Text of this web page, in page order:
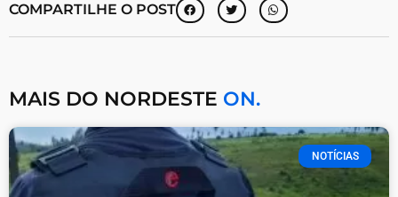
COMPARTILHE O POST
MAIS DO NORDESTE ON.
NOTÍCIAS